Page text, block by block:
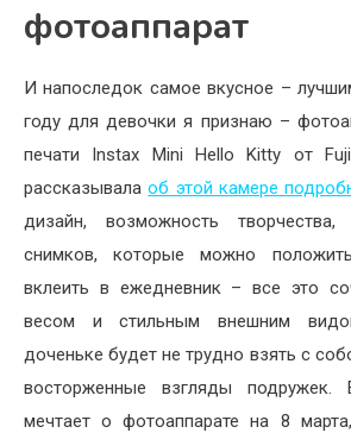
фотоаппарат
И напоследок самое вкусное –
году для девочки я признаю –
печати Instax Mini Hello Kitty от
рассказывалаоб этой камере
дизайн, возможность
снимков, которые можно
вклеить в ежедневник – все это
весом и стильным внешним
доченьке будет не трудно взять с
восторженные взгляды
мечтает о фотоаппарате на 8